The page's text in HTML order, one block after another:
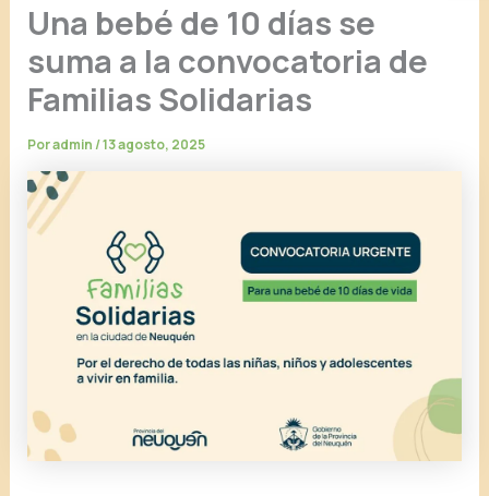
Una bebé de 10 días se
suma a la convocatoria de
Familias Solidarias
Poradmin/13 agosto, 2025